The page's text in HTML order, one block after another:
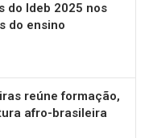
do Ideb 2025 nos
do ensino
reúne formação,
afro-brasileira